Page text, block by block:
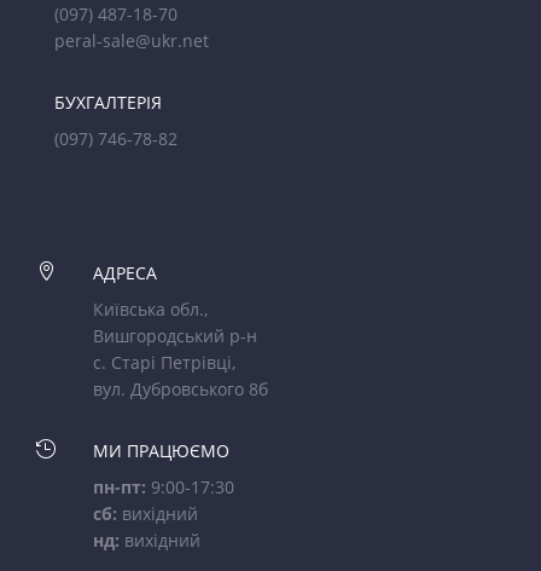
(097) 487-18-70
peral-sale@ukr.net
БУХГАЛТЕРІЯ
(097) 746-78-82

АДРЕСА
Київська обл.,
Вишгородський р-н
с. Старі Петрівці,
вул. Дубровського 8б

МИ ПРАЦЮЄМО
пн-пт: 9:00-17:30
сб: вихідний
нд: вихідний